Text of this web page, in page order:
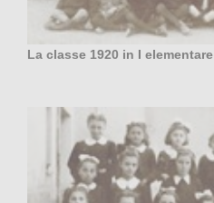
La classe 1920 in I elementare